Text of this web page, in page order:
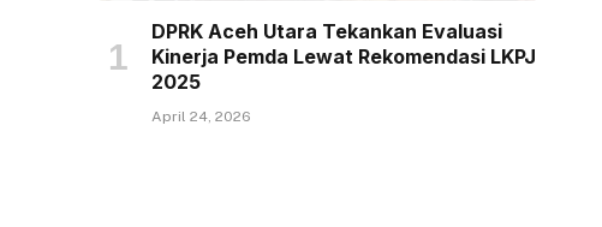
DPRK Aceh Utara Tekankan Evaluasi
Kinerja Pemda Lewat Rekomendasi LKPJ
2025
April 24, 2026